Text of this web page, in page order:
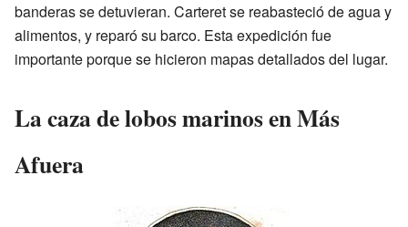
banderas se detuvieran. Carteret se reabasteció de agua y
alimentos, y reparó su barco. Esta expedición fue
importante porque se hicieron mapas detallados del lugar.
La caza de lobos marinos en Más
Afuera